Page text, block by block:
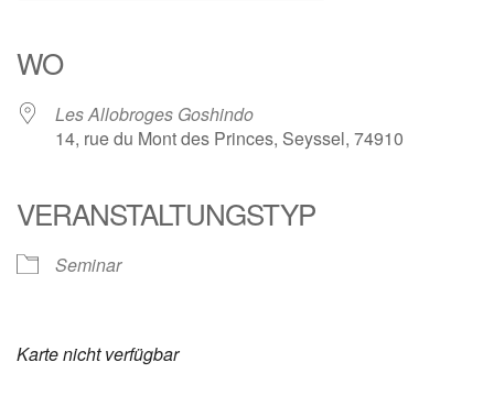
WO
Les Allobroges Goshindo
14, rue du Mont des Princes, Seyssel, 74910
VERANSTALTUNGSTYP
Seminar
Karte nicht verfügbar